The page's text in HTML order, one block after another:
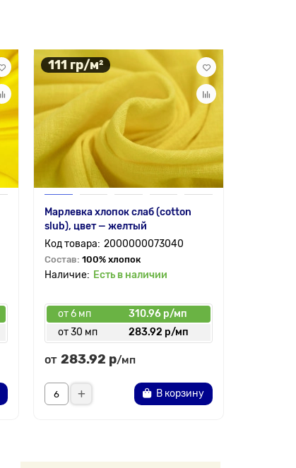
111 гр/м²
Марлевка хлопок слаб (cotton
slub), цвет — желтый
2000000073040
Состав: 100% хлопок
Есть в наличии
от 6 мп
310.96 р/мп
от 30 мп
283.92 р/мп
от 283.92 р/мп
В корзину